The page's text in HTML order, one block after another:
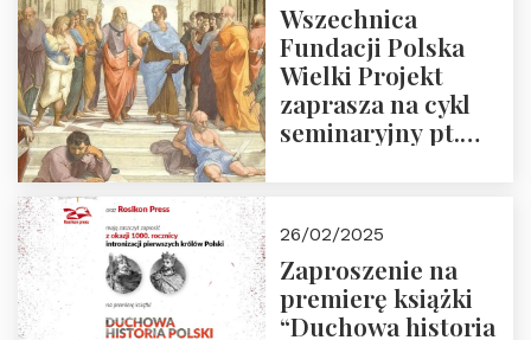
Wszechnica
Fundacji Polska
Wielki Projekt
zaprasza na cykl
seminaryjny pt.
26/02/2025
Zaproszenie na
premierę książki
“Duchowa historia